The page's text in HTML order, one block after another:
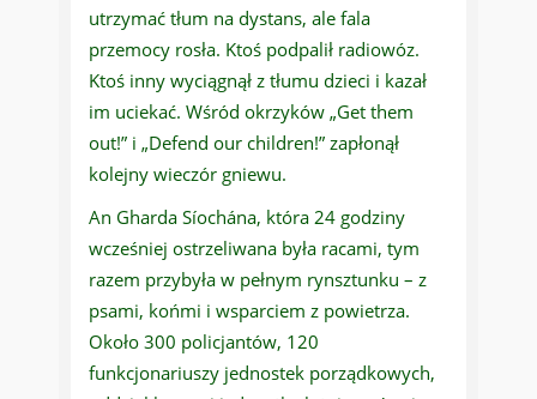
utrzymać tłum na dystans, ale fala
przemocy rosła. Ktoś podpalił radiowóz.
Ktoś inny wyciągnął z tłumu dzieci i kazał
im uciekać. Wśród okrzyków „Get them
out!” i „Defend our children!” zapłonął
kolejny wieczór gniewu.
An Gharda Síochána, która 24 godziny
wcześniej ostrzeliwana była racami, tym
razem przybyła w pełnym rynsztunku – z
psami, końmi i wsparciem z powietrza.
Około 300 policjantów, 120
funkcjonariuszy jednostek porządkowych,